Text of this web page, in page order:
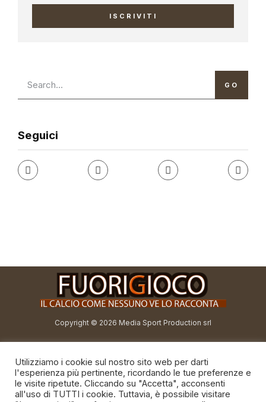
ISCRIVITI
GO
Seguici
Copyright © 2026 Media Sport Production srl
direttore@fuorigioco.info
Utilizziamo i cookie sul nostro sito web per darti
l'esperienza più pertinente, ricordando le tue preferenze e
le visite ripetute. Cliccando su "Accetta", acconsenti
all'uso di TUTTI i cookie. Tuttavia, è possibile visitare